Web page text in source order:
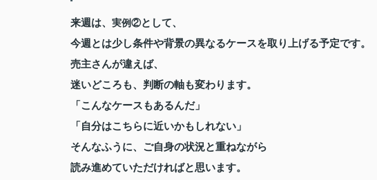
来週は、 実例②として、
今週とは少し条件や背景の異なるケースを取り上げる予定です。
売主さんが違えば、
迷いどころも、判断の軸も変わります。
「こんなケースもあるんだ」
「自分はこちらに近いかもしれない」
そんなふうに、ご自身の状況と重ねながら
読み進めていただければと思います。